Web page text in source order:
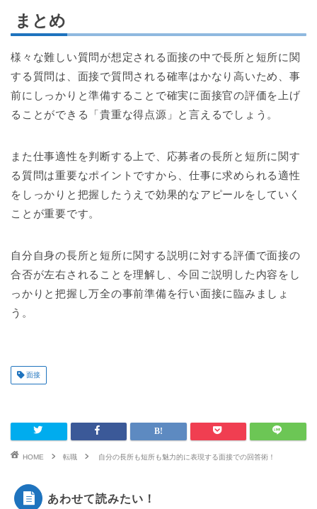
まとめ
様々な難しい質問が想定される面接の中で長所と短所に関
する質問は、面接で質問される確率はかなり高いため、事
前にしっかりと準備することで確実に面接官の評価を上げ
ることができる「貴重な得点源」と言えるでしょう。
また仕事適性を判断する上で、応募者の長所と短所に関す
る質問は重要なポイントですから、仕事に求められる適性
をしっかりと把握したうえで効果的なアピールをしていく
ことが重要です。
自分自身の長所と短所に関する説明に対する評価で面接の
合否が左右されることを理解し、今回ご説明した内容をし
っかりと把握し万全の事前準備を行い面接に臨みましょ
う。
面接
HOME 転職 自分の長所も短所も魅力的に表現する面接での回答術！
あわせて読みたい！